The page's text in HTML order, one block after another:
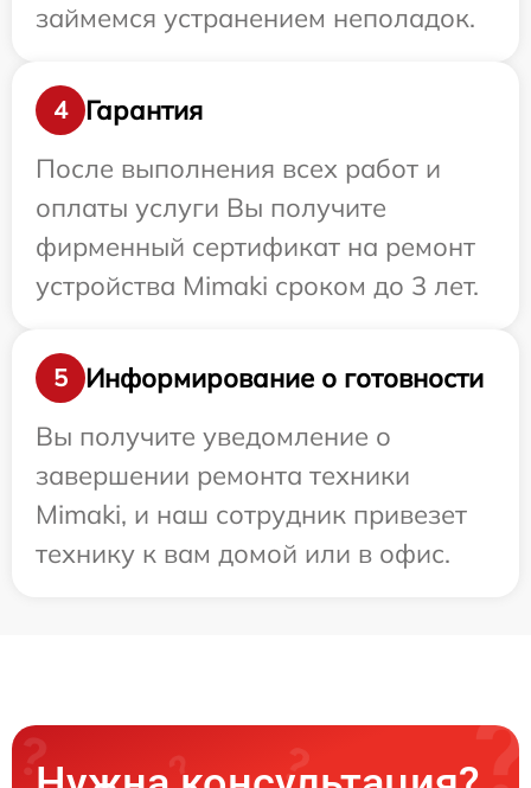
займемся устранением неполадок.
4
Гарантия
После выполнения всех работ и
оплаты услуги Вы получите
фирменный сертификат на ремонт
устройства Mimaki сроком до 3 лет.
5
Информирование о готовности
Вы получите уведомление о
завершении ремонта техники
Mimaki, и наш сотрудник привезет
технику к вам домой или в офис.